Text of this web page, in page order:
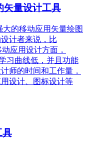
矢量设计工具
大的移动应用矢量绘图
计者来说，比
应用设计方面，
习曲线低，并且功能
师的时间和工作量，
设计、图标设计等
具